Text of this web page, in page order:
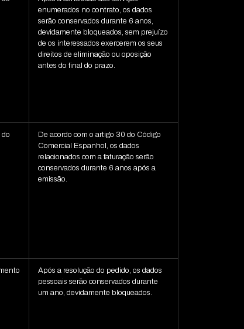
enumerados no contrato, os dados
serão conservados durante 6 anos,
devidamente bloqueados, sem prejuízo
de os interessados exercerem os seus
direitos de eliminação ou oposição
antes do final do prazo.
do
De acordo com o artigo 30 do Código
Comercial Espanhol, os dados
relacionados com a faturação serão
conservados durante 6 anos após a
emissão.
Após a resolução do pedido, os dados
pessoais serão conservados durante
um ano, devidamente bloqueados.